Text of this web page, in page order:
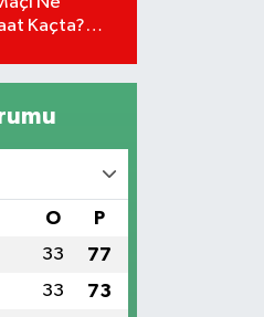
Kaçta?
O P
33 77
33 73